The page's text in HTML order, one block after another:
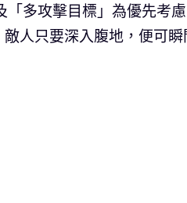
「多攻擊目標」為優先考
人只要深入腹地，便可瞬